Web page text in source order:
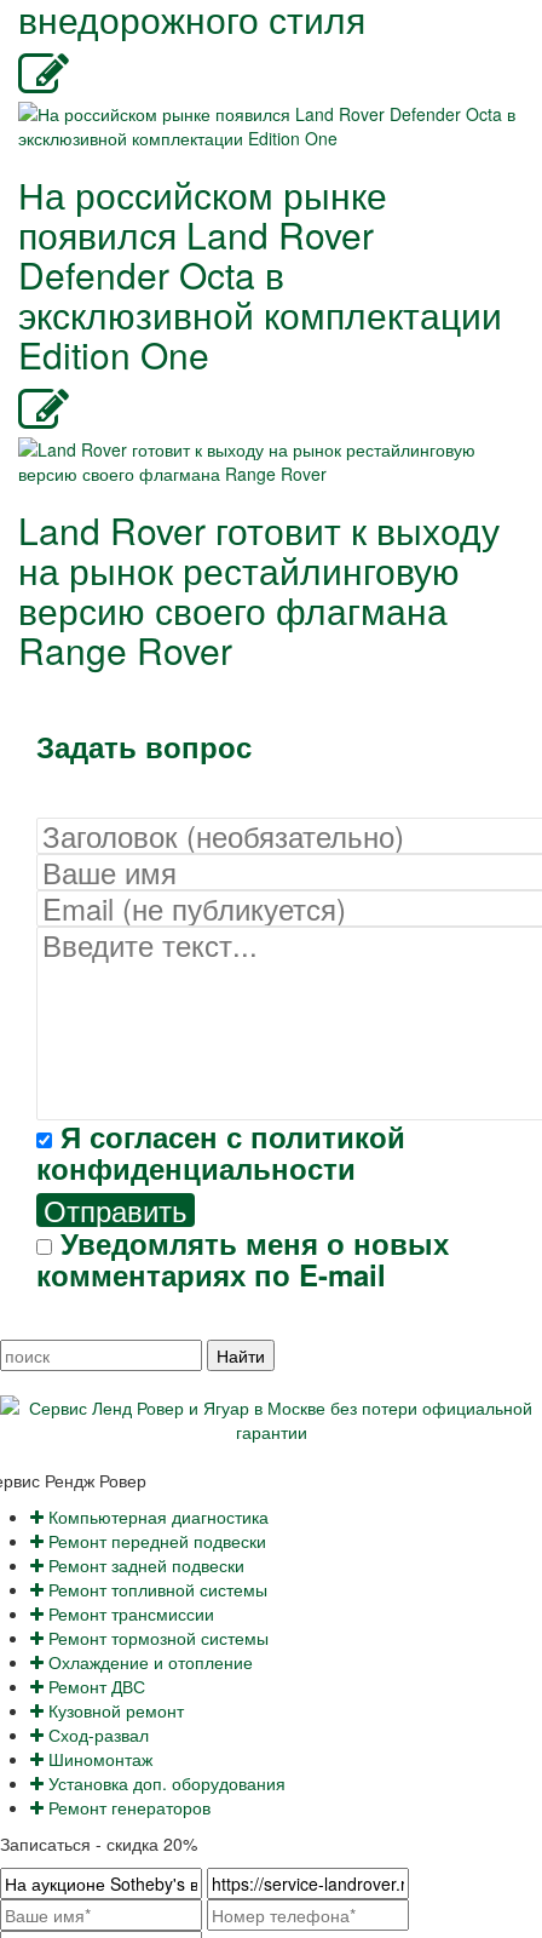
внедорожного стиля
На российском рынке
появился Land Rover
Defender Octa в
эксклюзивной комплектации
Edition One
Land Rover готовит к выходу
на рынок рестайлинговую
версию своего флагмана
Range Rover
Задать вопрос
Я согласен с политикой
конфиденциальности
Отправить
Уведомлять меня о новых
комментариях по E-mail
Рендж Ровер
Компьютерная диагностика
Ремонт передней подвески
Ремонт задней подвески
Ремонт топливной системы
Ремонт трансмиссии
Ремонт тормозной системы
Охлаждение и отопление
Ремонт ДВС
Кузовной ремонт
Сход-развал
Шиномонтаж
Установка доп. оборудования
Ремонт генераторов
Записаться - скидка 20%